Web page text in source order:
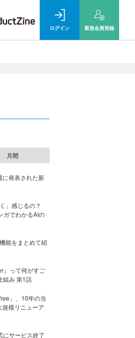
ログイン 新規会員登録
月間
発表された新
」感じるの？
でわかるAIの
能をまとめて紹
』って何がすご
組み 第1話
」、10年の当
模リニューア
サービス終了